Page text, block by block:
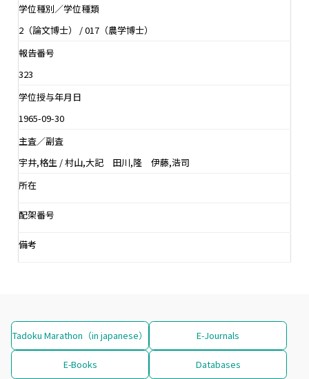
学位種別／学位種類
2（論文博士） / 017（農学博士）
報告番号
323
学位授与年月日
1965-09-30
主査／副査
宇井,格生 / 村山,大記 田川,隆 伊藤,浩司
所在
配架番号
備考
Tadoku Marathon（in japanese） E-Journals
E-Books Databases